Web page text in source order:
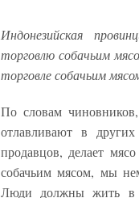
Индонезийская
торговлю собачьим
торговле собачьим
По словам
отлавливают в
продавцов, делает
собачьим мясом, мы
Люди должны жить в